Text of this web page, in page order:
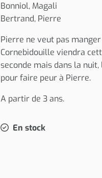
Bonniol, Magali
Bertrand, Pierre
Pierre ne veut pas
Cornebidouille viendra
seconde mais dans la
pour faire peur à Pierre.
A partir de 3 ans.
En stock